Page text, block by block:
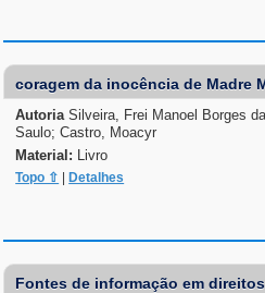
coragem da inocência de Madre
AutoriaSilveira, Frei Manoel Borges
Saulo; Castro, Moacyr
Material:
Livro
Topo ⇧ Detalhes
Fontes de informação em